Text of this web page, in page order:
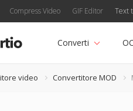
Compress Video GIF Editor Text
Converti
video Convertitore MOD